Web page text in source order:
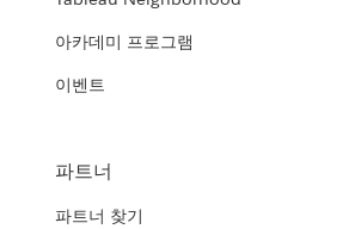
아카데미 프로그램
이벤트
파트너
파트너 찾기